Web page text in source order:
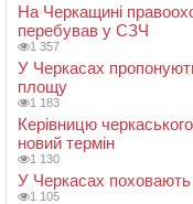
На Черкащині
перебував у СЗЧ
1 357
У Черкасах
площу
1 183
Керівницю
новий термін
1 130
У Черкасах
1 105